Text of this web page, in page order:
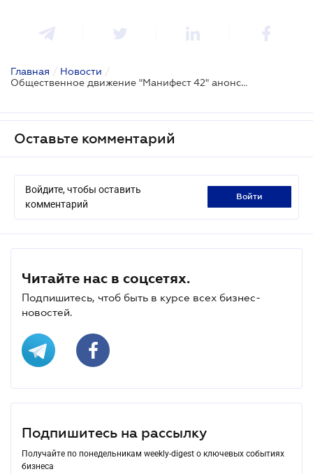
Главная / Новости /
Общественное движение "Манифест 42" анонсировало предупредительную акцию протеста - остановка работы предприятий на час
Оставьте комментарий
Войдите, чтобы оставить
комментарий
войти
Читайте нас в соцсетях.
Подпишитесь, чтоб быть в курсе всех бизнес-
новостей.
Подпишитесь на рассылку
Получайте по понедельникам weekly-digest о ключевых событиях
бизнеса